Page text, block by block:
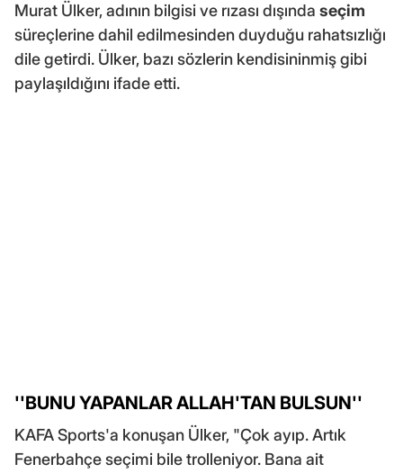
Murat Ülker, adının bilgisi ve rızası dışında seçim
süreçlerine dahil edilmesinden duyduğu rahatsızlığı
dile getirdi. Ülker, bazı sözlerin kendisininmiş gibi
paylaşıldığını ifade etti.
''BUNU YAPANLAR ALLAH'TAN BULSUN''
KAFA Sports'a konuşan Ülker, "Çok ayıp. Artık
Fenerbahçe seçimi bile trolleniyor. Bana ait